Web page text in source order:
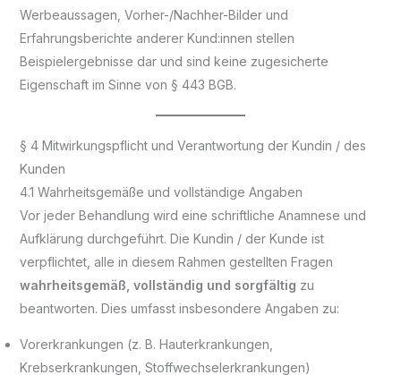
Werbeaussagen, Vorher-/Nachher-Bilder und
Erfahrungsberichte anderer Kund:innen stellen
Beispielergebnisse dar und sind keine zugesicherte
Eigenschaft im Sinne von § 443 BGB.
§ 4 Mitwirkungspflicht und Verantwortung der Kundin / des
Kunden
4.1 Wahrheitsgemäße und vollständige Angaben
Vor jeder Behandlung wird eine schriftliche Anamnese und
Aufklärung durchgeführt. Die Kundin / der Kunde ist
verpflichtet, alle in diesem Rahmen gestellten Fragen
wahrheitsgemäß, vollständig und sorgfältig zu
beantworten. Dies umfasst insbesondere Angaben zu:
Vorerkrankungen (z. B. Hauterkrankungen,
Krebserkrankungen, Stoffwechselerkrankungen)